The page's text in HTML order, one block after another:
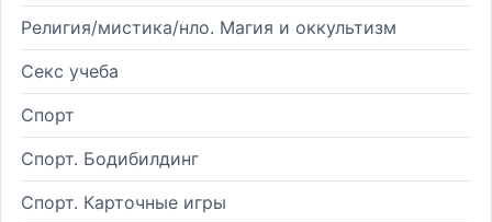
Религия/мистика/нло. Магия и оккультизм
Секс учеба
Спорт
Спорт. Бодибилдинг
Спорт. Карточные игры